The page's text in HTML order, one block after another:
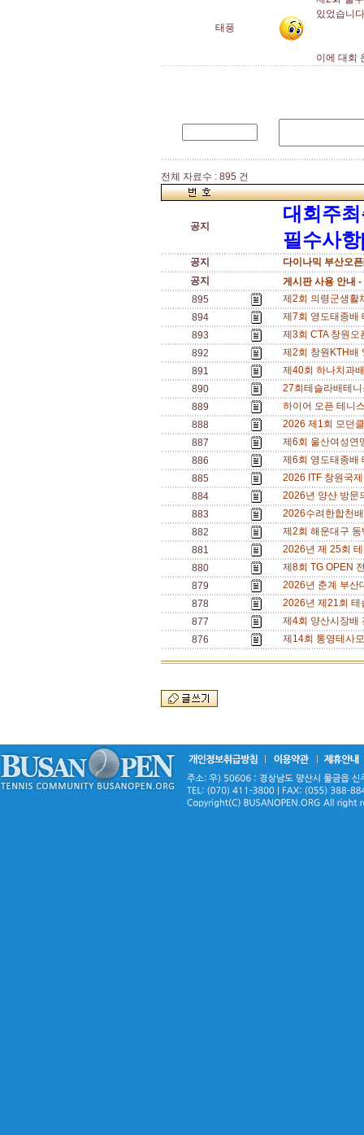
태풍
있었습니
이에 대회
전체 자료수 : 895 건
공지
대회주
필수사
공지
다이나믹 부산오
공지
게시판 사용 안내 -
895
제2회 의령군생활
894
제7회 영도태종배
893
제3회 CTA 창원
892
제2회 창원KTH배
891
제40회 하나치과
890
27회테슬라배테
889
하이어 오픈 테니
888
2026 제1회 모던
887
제6회 울산여성
886
제6회 영도태종배
885
2026 ITF 창원국
884
2026년 양산 방문
883
2026수려한합천
882
제2회 해운대구
881
2026년 제 25회
880
제8회 TG OPEN
879
2026년 춘계 부
878
2026년 제21회
877
제4회 양산시장배
876
제14회 통영테사